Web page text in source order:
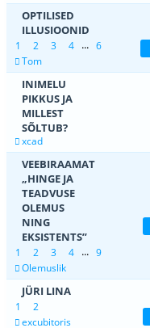
OPTILISED
ILLUSIOONID
1 2 3 4 ... 6
Tom
INIMELU
PIKKUS JA
MILLEST
SÕLTUB?
xcad
VEEBIRAAMAT
„HINGE JA
TEADVUSE
OLEMUS
NING
EKSISTENTS”
1 2 3 4 ... 9
Olemuslik
JÜRI LINA
1
2
excubitoris